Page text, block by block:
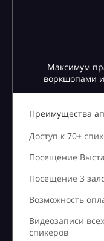
Максимум
воркшопами
Преимущества
Доступ к 70+
Посещение
Посещение 3
Возможность
Видеозаписи
спикеров